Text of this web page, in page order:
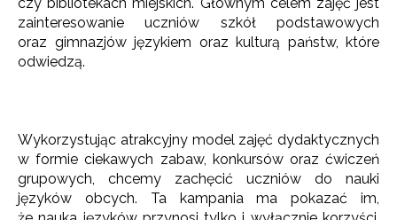
zainteresowanie uczniów szkół podstawowych
oraz gimnazjów językiem oraz kulturą państw, które
odwiedzą.
Wykorzystując atrakcyjny model zajęć dydaktycznych
w formie ciekawych zabaw, konkursów oraz ćwiczeń
grupowych, chcemy zachęcić uczniów do nauki
języków obcych. Ta kampania ma pokazać im,